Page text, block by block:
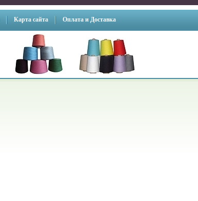
Карта сайта Оплата и Доставка